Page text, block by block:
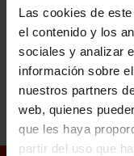
Las cookies de
el contenido y los
sociales y analizar
información sobre
nuestros partners
web, quienes
que les haya
partir del uso que
Aunque la mejor
playas. Su acceso se
alturas ya dispone
peninsular.
¿A qué lugar irás este